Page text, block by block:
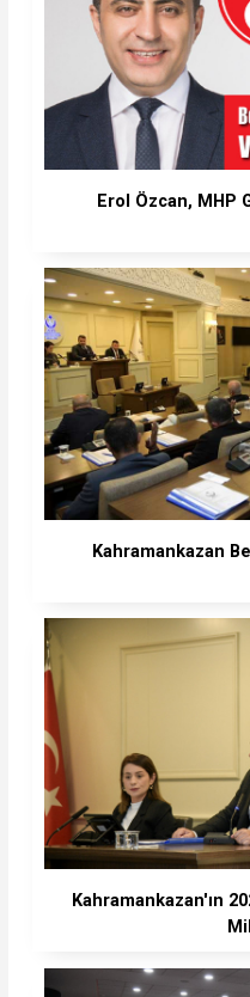
Erol Özcan, MHP
Kahramankazan
Kahramankazan'ın